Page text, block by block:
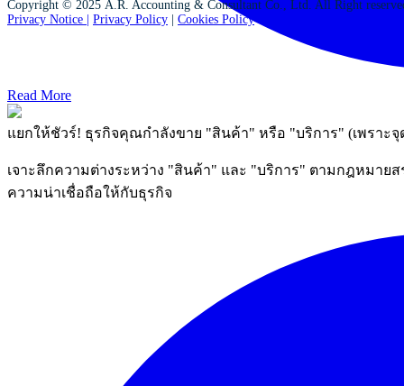
Read More
แยกให้ชัวร์! ธุรกิจคุณกำลังขาย "สินค้า" หรือ "บริการ" (เพราะ
เจาะลึกความต่างระหว่าง "สินค้า" และ "บริการ" ตามกฎหมาย
ความน่าเชื่อถือให้กับธุรกิจ
Copyright © 2025 A.R. Accounting & Consultant Co., Ltd. All Right
Privacy Notice |
Privacy Policy Cookies Policy